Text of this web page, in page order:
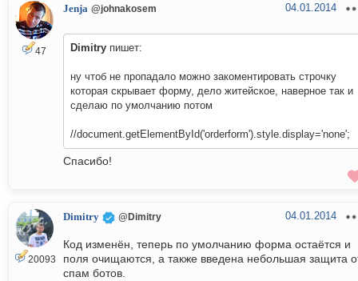
47
Jenja @johnakosem 04.01.2014
Dimitry пишет:
ну чтоб не пропадало можно закоментировать строчку
которая скрывает форму, дело житейское, наверное так и
сделаю по умолчанию потом
//document.getElementById('orderform').style.display='none';
Спасибо!
20093
Dimitry @Dimitry 04.01.2014
Код изменён, теперь по умолчанию форма остаётся и
поля очищаются, а также введена небольшая защита
спам ботов.